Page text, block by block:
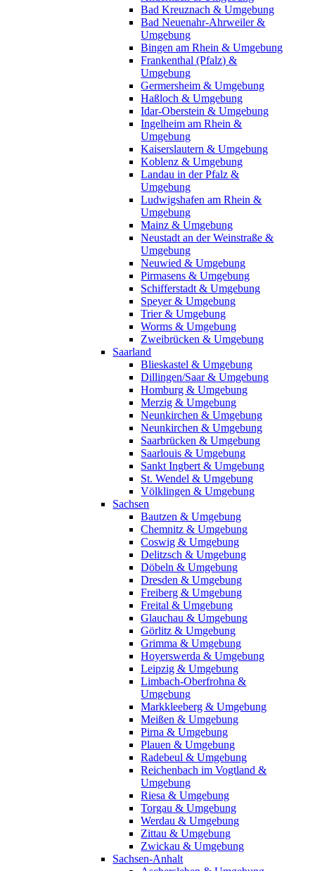
Bad Kreuznach & Umgebung
Bad Neuenahr-Ahrweiler &
Umgebung
Bingen am Rhein & Umgebung
Frankenthal (Pfalz) &
Umgebung
Germersheim & Umgebung
Haßloch & Umgebung
Idar-Oberstein & Umgebung
Ingelheim am Rhein &
Umgebung
Kaiserslautern & Umgebung
Koblenz & Umgebung
Landau in der Pfalz &
Umgebung
Ludwigshafen am Rhein &
Umgebung
Mainz & Umgebung
Neustadt an der Weinstraße &
Umgebung
Neuwied & Umgebung
Pirmasens & Umgebung
Schifferstadt & Umgebung
Speyer & Umgebung
Trier & Umgebung
Worms & Umgebung
Zweibrücken & Umgebung
Saarland
Blieskastel & Umgebung
Dillingen/Saar & Umgebung
Homburg & Umgebung
Merzig & Umgebung
Neunkirchen & Umgebung
Neunkirchen & Umgebung
Saarbrücken & Umgebung
Saarlouis & Umgebung
Sankt Ingbert & Umgebung
St. Wendel & Umgebung
Völklingen & Umgebung
Sachsen
Bautzen & Umgebung
Chemnitz & Umgebung
Coswig & Umgebung
Delitzsch & Umgebung
Döbeln & Umgebung
Dresden & Umgebung
Freiberg & Umgebung
Freital & Umgebung
Glauchau & Umgebung
Görlitz & Umgebung
Grimma & Umgebung
Hoyerswerda & Umgebung
Leipzig & Umgebung
Limbach-Oberfrohna &
Umgebung
Markkleeberg & Umgebung
Meißen & Umgebung
Pirna & Umgebung
Plauen & Umgebung
Radebeul & Umgebung
Reichenbach im Vogtland &
Umgebung
Riesa & Umgebung
Torgau & Umgebung
Werdau & Umgebung
Zittau & Umgebung
Zwickau & Umgebung
Sachsen-Anhalt